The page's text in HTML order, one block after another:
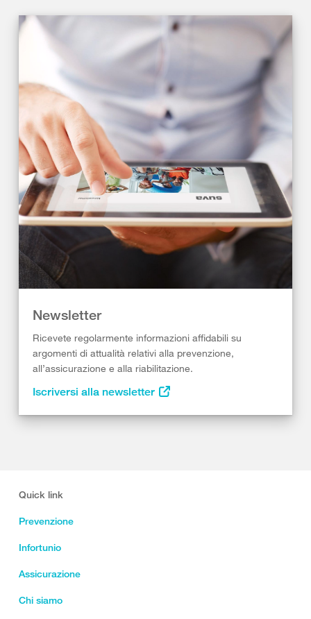
Newsletter
Ricevete regolarmente informazioni affidabili su
argomenti di attualità relativi alla prevenzione,
all’assicurazione e alla riabilitazione.
Iscriversi alla newsletter
Quick link
Prevenzione
Infortunio
Assicurazione
Chi siamo